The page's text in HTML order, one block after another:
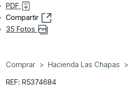
PDF
Compartir
35 Fotos
Comprar Hacienda Las Chapas
REF: R5374684